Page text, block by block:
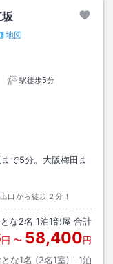
地図
駅徒歩5分
で5分。大阪梅田ま
口から徒歩２分！
な2名 1泊1部屋 合計
円 〜 58,400円
とな1名 (2名1室)｜ 1泊